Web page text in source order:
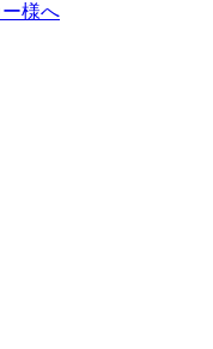
様へ